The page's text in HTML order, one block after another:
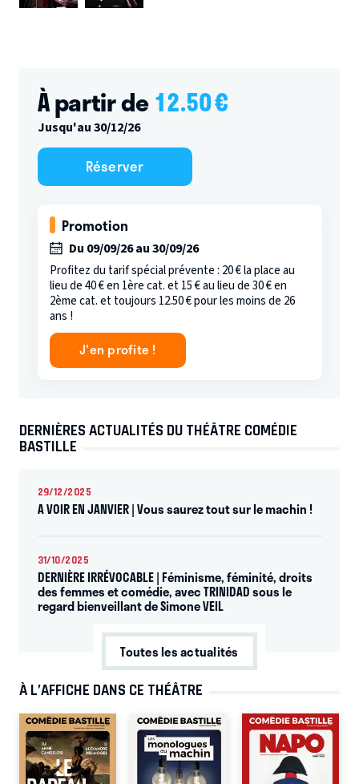
À partir de12.50€
Jusqu'au 30/12/26
Réserver
Promotion
Du 09/09/26 au 30/09/26
Profitez du tarif spécial prévente : 20 € la place au
lieu de 40 € en 1ère cat. et 15 € au lieu de 30 € en
2ème cat. et toujours 12.50 € pour les moins de 26
ans !
J'en profite !
DERNIÈRES ACTUALITÉS DU THÉÂTRE COMÉDIE
BASTILLE
29/12/2025
A VOIR EN JANVIER | Vous saurez tout sur le machin !
31/10/2025
DERNIÈRE IRRÉVOCABLE | Féminisme, féminité, droits
des femmes et comédie, avec TRINIDAD sous le
regard bienveillant de Simone VEIL
Toutes les actualités
À L’AFFICHE DANS CE THÉÂTRE